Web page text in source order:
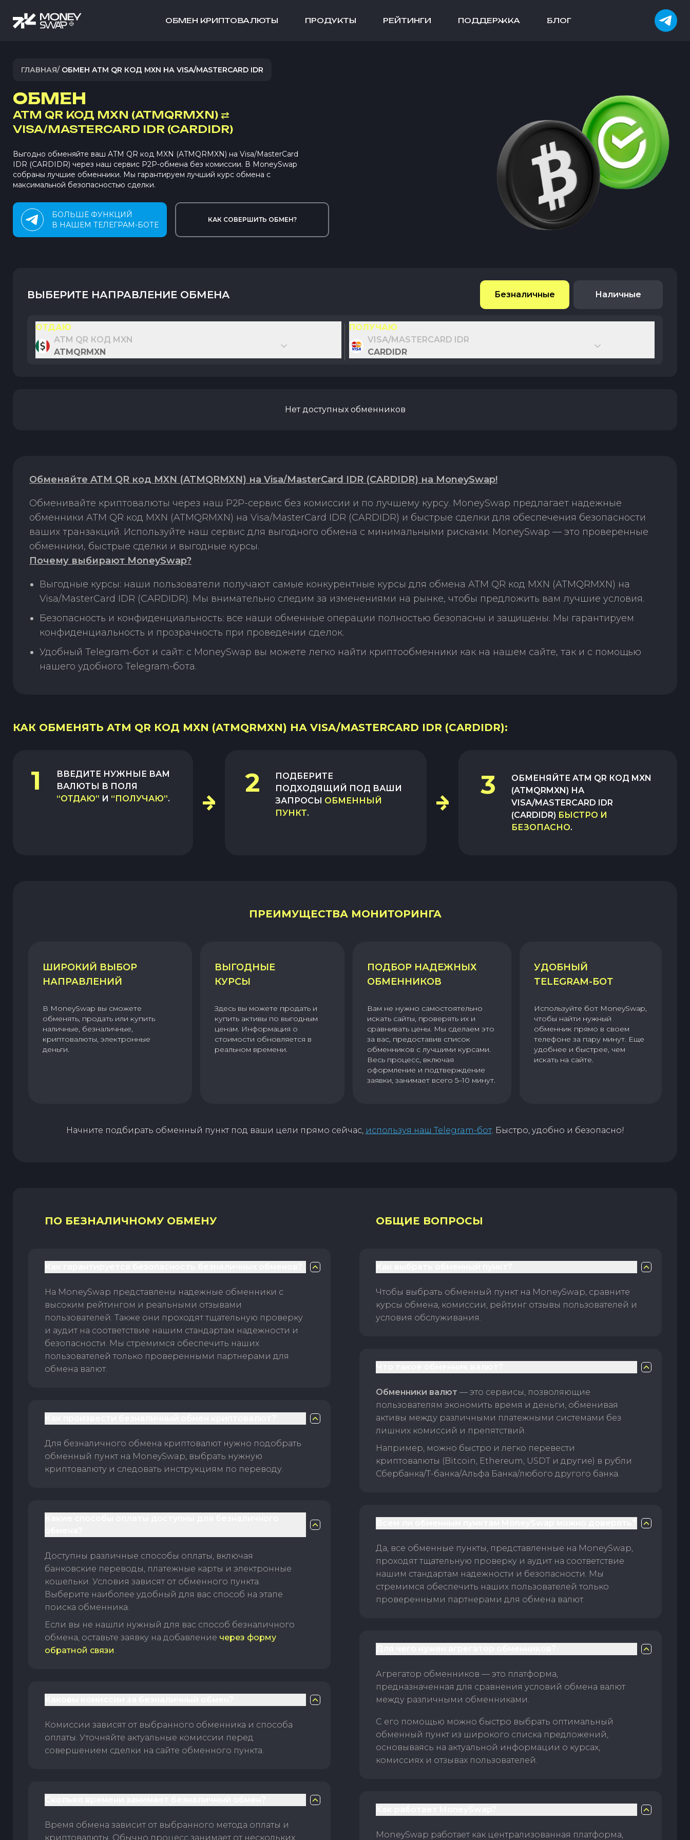
ОБМЕН КРИПТОВАЛЮТЫ ПРОДУКТЫ РЕЙТИНГИ ПОДДЕРЖКА БЛОГ
ГЛАВНАЯ/ ОБМЕН ATM QR КОД MXN НА VISA/MASTERCARD IDR
ОБМЕН
ATM QR КОД MXN (ATMQRMXN) ⇄
VISA/MASTERCARD IDR (CARDIDR)
Выгодно обменяйте ваш ATM QR код MXN (ATMQRMXN) на Visa/MasterCard
IDR (CARDIDR) через наш сервис P2P-обмена без комиссии. В MoneySwap
собраны лучшие обменники. Мы гарантируем лучший курс обмена с
максимальной безопасностью сделки.
БОЛЬШЕ ФУНКЦИЙ
В НАШЕМ ТЕЛЕГРАМ-БОТЕ
КАК СОВЕРШИТЬ ОБМЕН?
ВЫБЕРИТЕ НАПРАВЛЕНИЕ ОБМЕНА Безналичные Наличные
ОТДАЮ
ATM QR КОД MXN
ATMQRMXN
ПОЛУЧАЮ
VISA/MASTERCARD IDR
CARDIDR
Нет доступных обменников
Обменяйте ATM QR код MXN (ATMQRMXN) на Visa/MasterCard IDR (CARDIDR) на MoneySwap!
Обменивайте криптовалюты через наш P2P-сервис без комиссии и по лучшему курсу. MoneySwap предлагает надежные
обменники ATM QR код MXN (ATMQRMXN) на Visa/MasterCard IDR (CARDIDR) и быстрые сделки для обеспечения безопасности
ваших транзакций. Используйте наш сервис для выгодного обмена с минимальными рисками. MoneySwap — это проверенные
обменники, быстрые сделки и выгодные курсы.
Почему выбирают MoneySwap?
Выгодные курсы: наши пользователи получают самые конкурентные курсы для обмена ATM QR код MXN (ATMQRMXN) на
Visa/MasterCard IDR (CARDIDR). Мы внимательно следим за изменениями на рынке, чтобы предложить вам лучшие условия.
Безопасность и конфиденциальность: все наши обменные операции полностью безопасны и защищены. Мы гарантируем
конфиденциальность и прозрачность при проведении сделок.
Удобный Telegram-бот и сайт: с MoneySwap вы можете легко найти криптообменники как на нашем сайте, так и с помощью
нашего удобного Telegram-бота.
КАК ОБМЕНЯТЬ ATM QR КОД MXN (ATMQRMXN) НА VISA/MASTERCARD IDR (CARDIDR):
1
ВВЕДИТЕ НУЖНЫЕ ВАМ
ВАЛЮТЫ В ПОЛЯ
“ОТДАЮ” И “ПОЛУЧАЮ”.
2
ПОДБЕРИТЕ
ПОДХОДЯЩИЙ ПОД ВАШИ
ЗАПРОСЫ ОБМЕННЫЙ
ПУНКТ.
3 ОБМЕНЯЙТЕ ATM QR КОД MXN
(ATMQRMXN) НА
VISA/MASTERCARD IDR
(CARDIDR) БЫСТРО И
БЕЗОПАСНО.
ПРЕИМУЩЕСТВА МОНИТОРИНГА
ШИРОКИЙ ВЫБОР
НАПРАВЛЕНИЙ
В MoneySwap вы сможете
обменять, продать или купить
наличные, безналичные,
криптовалюты, электронные
деньги.
ВЫГОДНЫЕ
КУРСЫ
Здесь вы можете продать и
купить активы по выгодным
ценам. Информация о
стоимости обновляется в
реальном времени.
ПОДБОР НАДЕЖНЫХ
ОБМЕННИКОВ
Вам не нужно самостоятельно
искать сайты, проверять их и
сравнивать цены. Мы сделаем это
за вас, предоставив список
обменников с лучшими курсами.
Весь процесс, включая
оформление и подтверждение
заявки, занимает всего 5–10 минут.
УДОБНЫЙ
TELEGRAM-БОТ
Используйте бот MoneySwap,
чтобы найти нужный
обменник прямо в своем
телефоне за пару минут. Еще
удобнее и быстрее, чем
искать на сайте.
Начните подбирать обменный пункт под ваши цели прямо сейчас, используя наш Telegram-бот. Быстро, удобно и безопасно!
ПО БЕЗНАЛИЧНОМУ ОБМЕНУ
На MoneySwap представлены надежные обменники с
высоким рейтингом и реальными отзывами
пользователей. Также они проходят тщательную проверку
и аудит на соответствие нашим стандартам надежности и
безопасности. Мы стремимся обеспечить наших
пользователей только проверенными партнерами для
обмена валют.
Для безналичного обмена криптовалют нужно подобрать
обменный пункт на MoneySwap, выбрать нужную
криптовалюту и следовать инструкциям по переводу.
Доступны различные способы оплаты, включая
банковские переводы, платежные карты и электронные
кошельки. Условия зависят от обменного пункта.
Выберите наиболее удобный для вас способ на этапе
поиска обменника.
Если вы не нашли нужный для вас способ безналичного
обмена, оставьте заявку на добавление через форму
обратной связи.
Комиссии зависят от выбранного обменника и способа
оплаты. Уточняйте актуальные комиссии перед
совершением сделки на сайте обменного пункта.
Время обмена зависит от выбранного метода оплаты и
криптовалюты. Обычно процесс занимает от нескольких
ОБЩИЕ ВОПРОСЫ
Чтобы выбрать обменный пункт на MoneySwap, сравните
курсы обмена, комиссии, рейтинг отзывы пользователей и
условия обслуживания.
Обменники валют — это сервисы, позволяющие
пользователям экономить время и деньги, обменивая
активы между различными платежными системами без
лишних комиссий и препятствий.
Например, можно быстро и легко перевести
криптовалюты (Bitcoin, Ethereum, USDT и другие) в рубли
Сбербанка/Т-банка/Альфа Банка/любого другого банка.
Да, все обменные пункты, представленные на MoneySwap,
проходят тщательную проверку и аудит на соответствие
нашим стандартам надежности и безопасности. Мы
стремимся обеспечить наших пользователей только
проверенными партнерами для обмена валют.
Агрегатор обменников — это платформа,
предназначенная для сравнения условий обмена валют
между различными обменниками.
С его помощью можно быстро выбрать оптимальный
обменный пункт из широкого списка предложений,
основываясь на актуальной информации о курсах,
комиссиях и отзывах пользователей.
MoneySwap работает как централизованная платформа,